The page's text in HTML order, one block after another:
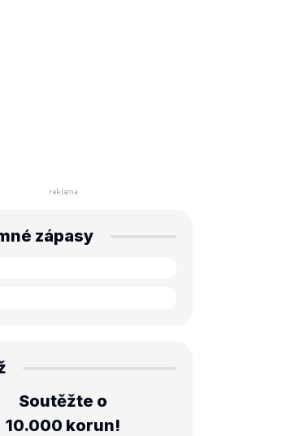
zápasy
Soutěžte o
10.000 korun!